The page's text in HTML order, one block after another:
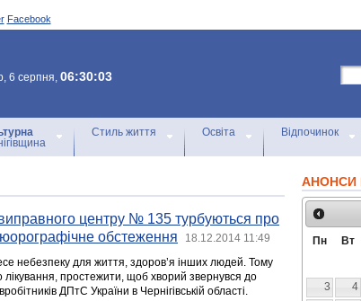
Facebook
6 серпня, 06:30:03
Стиль життя Освіта Відпочинок
центру № 135 турбуються про
обстеження
18.12.2014 11:49
небезпеку для життя, здоров’я інших людей. Тому
лікування, простежити, щоб хворий звернувся до
ДПтС України в Чернігівській області.
АНОНСИ
Пн Вт
3
4